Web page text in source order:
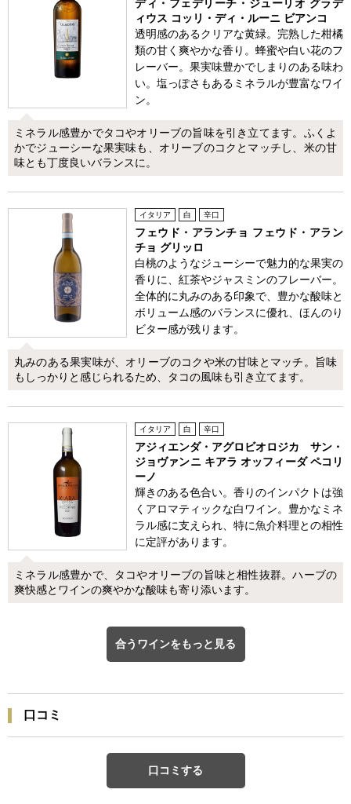
ディ・フェデリーチ・ジューリオ グラデ
ィウス コッリ・ディ・ルーニ ビアンコ
透明感のあるクリアな黄緑。完熟した柑橘
類の甘く爽やかな香り。蜂蜜や白い花のフ
レーバー。果実味豊かでしまりのある味わ
い。塩っぽさもあるミネラルが豊富なワイ
ン。
ミネラル感豊かでタコやオリーブの旨味を引き立てます。ふくよ
かでジューシーな果実味も、オリーブのコクとマッチし、米の甘
味とも丁度良いバランスに。
イタリア 白 辛口
フェウド・アランチョ フェウド・アラン
チョ グリッロ
白桃のようなジューシーで魅力的な果実の
香りに、紅茶やジャスミンのフレーバー。
全体的に丸みのある印象で、豊かな酸味と
ボリューム感のバランスに優れ、ほんのり
ビター感が残ります。
丸みのある果実味が、オリーブのコクや米の甘味とマッチ。旨味
もしっかりと感じられるため、タコの風味も引き立てます。
イタリア 白 辛口
アジィエンダ・アグロビオロジカ サン・
ジョヴァンニ キアラ オッフィーダ ペコリ
ーノ
輝きのある色合い。香りのインパクトは強
くアロマティックな白ワイン。豊かなミネ
ラル感に支えられ、特に魚介料理との相性
に定評があります。
ミネラル感豊かで、タコやオリーブの旨味と相性抜群。ハーブの
爽快感とワインの爽やかな酸味も寄り添います。
合うワインをもっと見る
口コミ
口コミする